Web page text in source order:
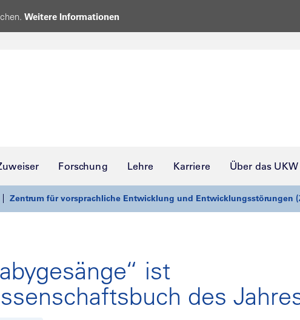
Weitere Informationen
Forschung Lehre Karriere Über das UKW
Zentrum für vorsprachliche Entwicklung und Entwicklungsstörungen
ist
des